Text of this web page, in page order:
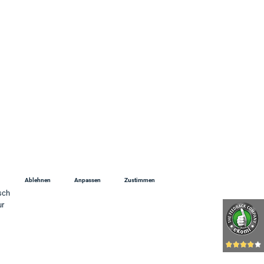
Ablehnen Anpassen Zustimmen